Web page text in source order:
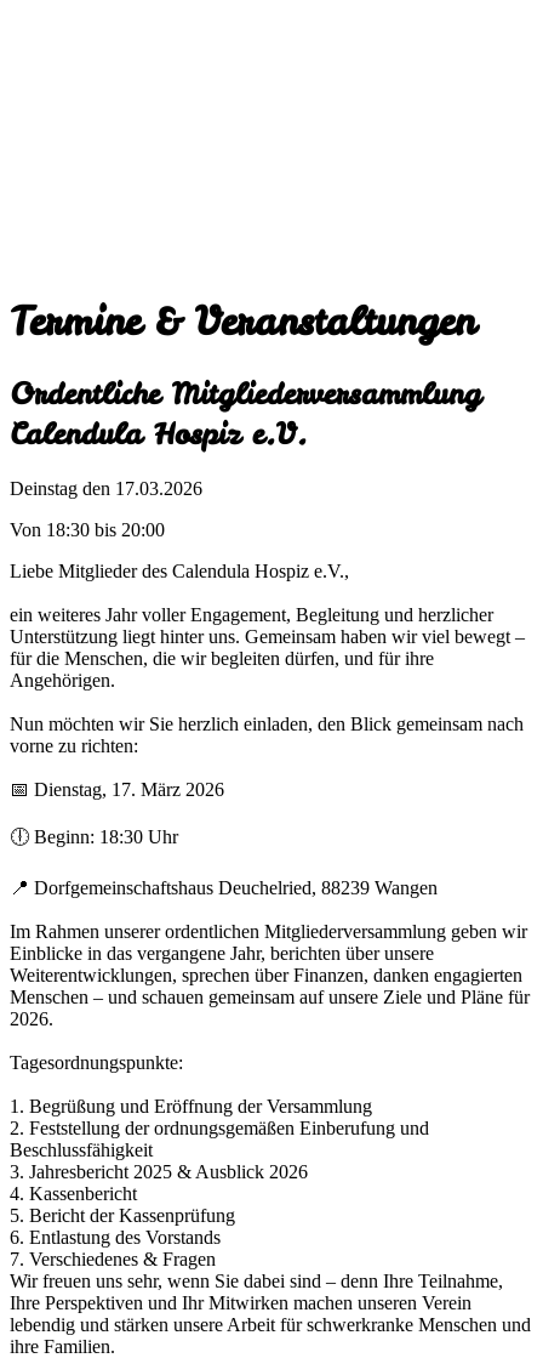
Termine & Veranstaltungen
Ordentliche Mitgliederversammlung
Calendula Hospiz e.V.
Deinstag den 17.03.2026
Von 18:30 bis 20:00
Liebe Mitglieder des Calendula Hospiz e.V.,
ein weiteres Jahr voller Engagement, Begleitung und herzlicher
Unterstützung liegt hinter uns. Gemeinsam haben wir viel bewegt –
für die Menschen, die wir begleiten dürfen, und für ihre
Angehörigen.
Nun möchten wir Sie herzlich einladen, den Blick gemeinsam nach
vorne zu richten:
📅 Dienstag, 17. März 2026
🕕 Beginn: 18:30 Uhr
📍 Dorfgemeinschaftshaus Deuchelried, 88239 Wangen
Im Rahmen unserer ordentlichen Mitgliederversammlung geben wir
Einblicke in das vergangene Jahr, berichten über unsere
Weiterentwicklungen, sprechen über Finanzen, danken engagierten
Menschen – und schauen gemeinsam auf unsere Ziele und Pläne für
2026.
Tagesordnungspunkte:
1. Begrüßung und Eröffnung der Versammlung
2. Feststellung der ordnungsgemäßen Einberufung und
Beschlussfähigkeit
3. Jahresbericht 2025 & Ausblick 2026
4. Kassenbericht
5. Bericht der Kassenprüfung
6. Entlastung des Vorstands
7. Verschiedenes & Fragen
Wir freuen uns sehr, wenn Sie dabei sind – denn Ihre Teilnahme,
Ihre Perspektiven und Ihr Mitwirken machen unseren Verein
lebendig und stärken unsere Arbeit für schwerkranke Menschen und
ihre Familien.